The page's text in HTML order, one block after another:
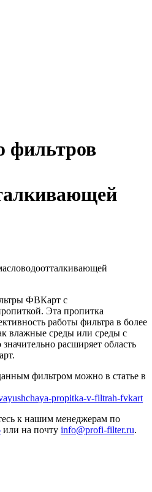
фильтров
ФВКарт с
Эта пропитка
работы фильтра в более
влажные среды или среды с
расширяет область
фильтром можно в статье в
propitka-v-filtrah-fvkart
к нашим менеджерам по
или на почту info@profi-filter.ru.